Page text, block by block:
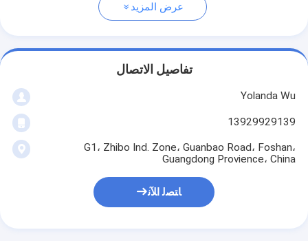
عرض المزيد
تفاصيل الاتصال
Yolanda Wu
13929929139
G1، Zhibo Ind. Zone، Guanbao Road، Foshan،
Guangdong Provience، China
ﺎﺘﺼﻟ ﺍﻶﻧ